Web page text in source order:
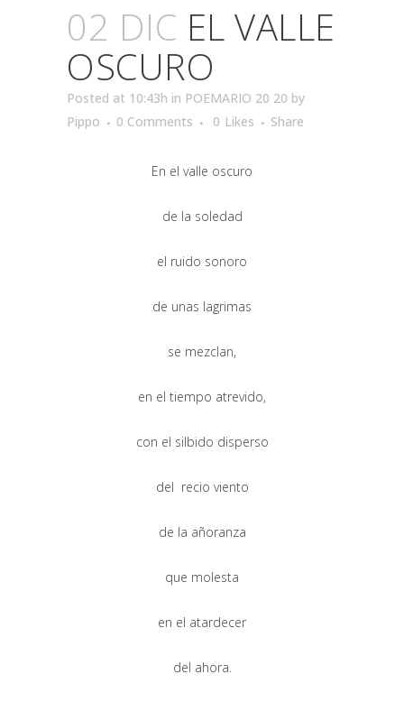
02 DIC EL VALLE
OSCURO
Posted at 10:43h in POEMARIO 20 20 by
Pippo
0 Comments 0 Likes Share
En el valle oscuro
de la soledad
el ruido sonoro
de unas lagrimas
se mezclan,
en el tiempo atrevido,
con el silbido disperso
del recio viento
de la añoranza
que molesta
en el atardecer
del ahora.